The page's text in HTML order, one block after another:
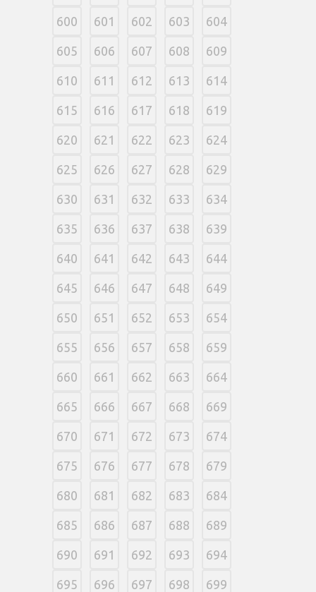
600 601 602 603 604
605 606 607 608 609
610 611 612 613 614
615 616 617 618 619
620 621 622 623 624
625 626 627 628 629
630 631 632 633 634
635 636 637 638 639
640 641 642 643 644
645 646 647 648 649
650 651 652 653 654
655 656 657 658 659
660 661 662 663 664
665 666 667 668 669
670 671 672 673 674
675 676 677 678 679
680 681 682 683 684
685 686 687 688 689
690 691 692 693 694
695 696 697 698 699